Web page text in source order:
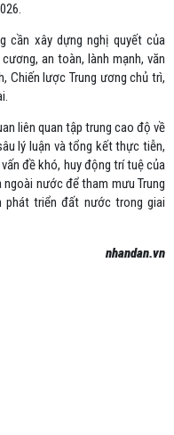
cần xây dựng nghị quyết của
an toàn, lành mạnh, văn
Chiến lược Trung ương chủ trì,
liên quan tập trung cao độ về
lý luận và tổng kết thực tiễn,
đề khó, huy động trí tuệ của
nước để tham mưu Trung
phát triển đất nước trong giai
nhandan.vn